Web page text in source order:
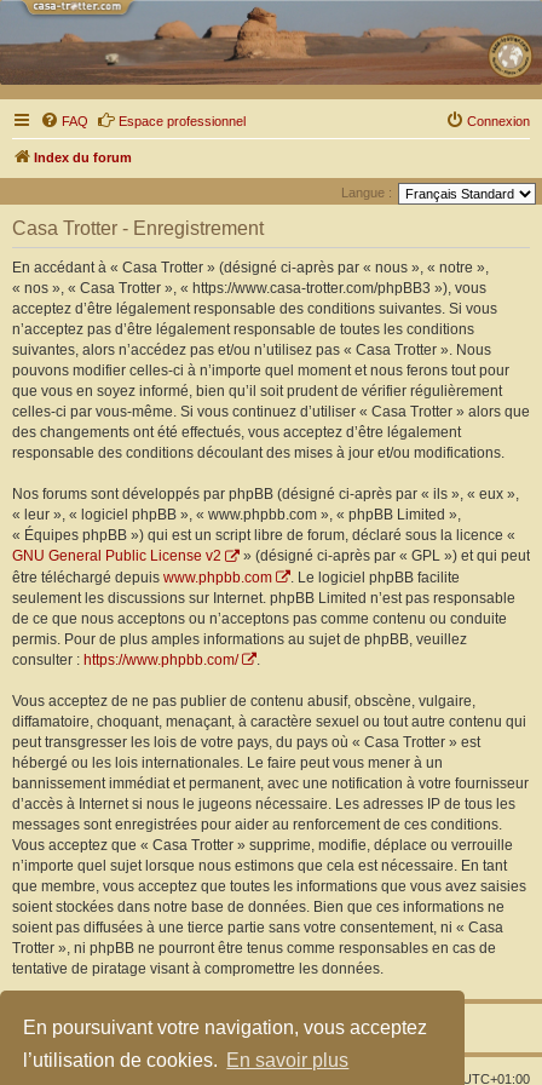
En poursuivant votre navigation, vous acceptez
l’utilisation de cookies. En savoir plus
FAQ Espace professionnel Connexion
Index du forum
Langue :
Casa Trotter - Enregistrement
En accédant à « Casa Trotter » (désigné ci-après par « nous », « notre »,
« nos », « Casa Trotter », « https://www.casa-trotter.com/phpBB3 »), vous
acceptez d’être légalement responsable des conditions suivantes. Si vous
n’acceptez pas d’être légalement responsable de toutes les conditions
suivantes, alors n’accédez pas et/ou n’utilisez pas « Casa Trotter ». Nous
pouvons modifier celles-ci à n’importe quel moment et nous ferons tout pour
que vous en soyez informé, bien qu’il soit prudent de vérifier régulièrement
celles-ci par vous-même. Si vous continuez d’utiliser « Casa Trotter » alors que
des changements ont été effectués, vous acceptez d’être légalement
responsable des conditions découlant des mises à jour et/ou modifications.
Nos forums sont développés par phpBB (désigné ci-après par « ils », « eux »,
« leur », « logiciel phpBB », « www.phpbb.com », « phpBB Limited »,
« Équipes phpBB ») qui est un script libre de forum, déclaré sous la licence «
GNU General Public License v2
» (désigné ci-après par « GPL ») et qui peut
être téléchargé depuis www.phpbb.com
. Le logiciel phpBB facilite
seulement les discussions sur Internet. phpBB Limited n’est pas responsable
de ce que nous acceptons ou n’acceptons pas comme contenu ou conduite
permis. Pour de plus amples informations au sujet de phpBB, veuillez
consulter : https://www.phpbb.com/ .
Vous acceptez de ne pas publier de contenu abusif, obscène, vulgaire,
diffamatoire, choquant, menaçant, à caractère sexuel ou tout autre contenu qui
peut transgresser les lois de votre pays, du pays où « Casa Trotter » est
hébergé ou les lois internationales. Le faire peut vous mener à un
bannissement immédiat et permanent, avec une notification à votre fournisseur
d’accès à Internet si nous le jugeons nécessaire. Les adresses IP de tous les
messages sont enregistrées pour aider au renforcement de ces conditions.
Vous acceptez que « Casa Trotter » supprime, modifie, déplace ou verrouille
n’importe quel sujet lorsque nous estimons que cela est nécessaire. En tant
que membre, vous acceptez que toutes les informations que vous avez saisies
soient stockées dans notre base de données. Bien que ces informations ne
soient pas diffusées à une tierce partie sans votre consentement, ni « Casa
Trotter », ni phpBB ne pourront être tenus comme responsables en cas de
tentative de piratage visant à compromettre les données.
UTC+01:00